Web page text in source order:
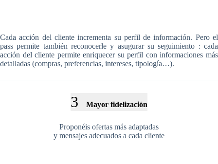
Cada acción del cliente incrementa su perfil de información. Pero el
pass permite también reconocerle y asugurar su seguimiento : cada
acción del cliente permite enriquecer su perfil con informaciones más
detalladas (compras, preferencias, intereses, tipología…).
3 Mayor fidelización
Proponéis ofertas más adaptadas
y mensajes adecuados a cada cliente